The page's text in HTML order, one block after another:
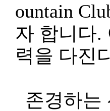
ountain
자 합니다.
력을 다진
존경하는